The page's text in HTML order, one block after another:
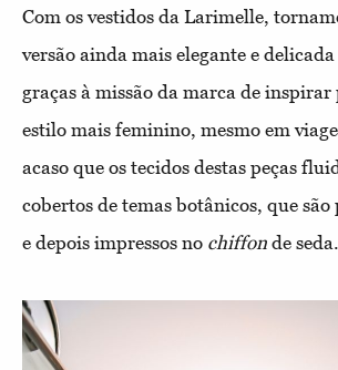
Com os vestidos da Larimelle,
versão ainda mais elegante e delicada
graças à missão da marca de
estilo mais feminino, mesmo em
acaso que os tecidos destas peças
cobertos de temas botânicos, que
e depois impressos no chiffon de seda.